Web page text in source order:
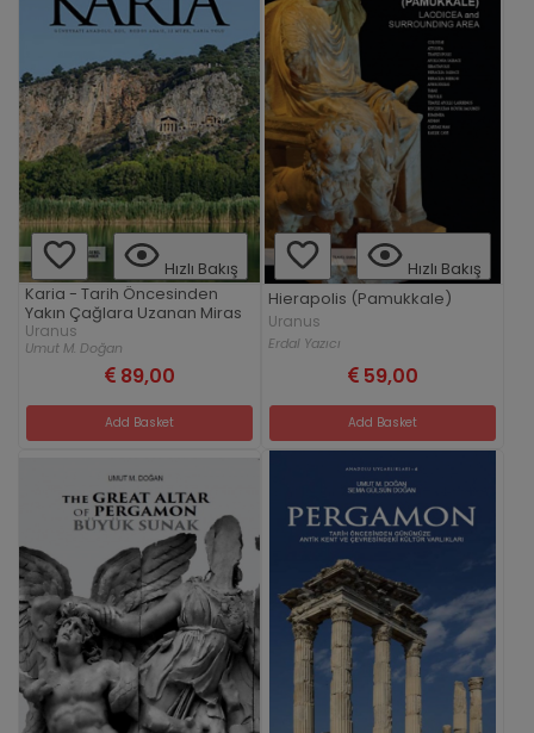
Hızlı Bakış
Karia - Tarih Öncesinden
Yakın Çağlara Uzanan Miras
Uranus
Umut M. Doğan
89,00
Add Basket
Hızlı Bakış
Hierapolis (Pamukkale)
Uranus
Erdal Yazıcı
59,00
Add Basket